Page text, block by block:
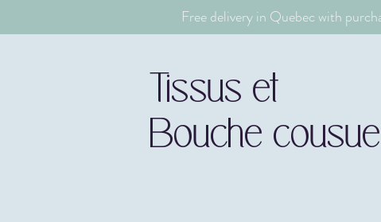
Free delivery in Quebec with
Tissus et
Bouche cousue